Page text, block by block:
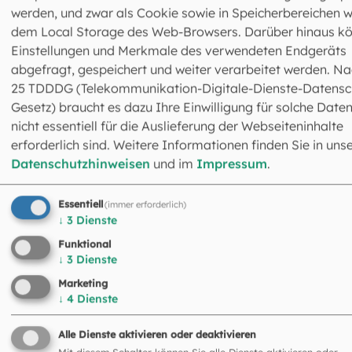
Sprecherräte der
Mitarbeitenden in der
und im Religionsunterricht
Hunderte Männer und Frauen wirken in der Erzdiözese als
Priester, Diakone, Pastoralreferentinnen und -referenten,
Gemeindereferentinnen und -referenten sowie
Religionslehrerinnen und -lehrer im Kirchendienst. Sie
werden von Sprecherräten vertreten.
Informationen der
Priesterrat
werden, und zwar als Cookie sowie in Speicherbereichen
dem Local Storage des Web-Browsers. Darüber hinaus
Einstellungen und Merkmale des verwendeten Endgeräts
abgefragt, gespeichert und weiter verarbeitet werden.
25 TDDDG (Telekommunikation-Digitale-Dienste-
Gesetz) braucht es dazu Ihre Einwilligung für solche
nicht essentiell für die Auslieferung der Webseiteninhalte
erforderlich sind. Weitere Informationen finden Sie in
Datenschutzhinweisen und im Impressum.
Essentiell(immer erforderlich)
↓ 3 Dienste
Funktional
↓ 3 Dienste
Marketing
↓ 4 Dienste
Alle Dienste aktivieren oder deaktivieren